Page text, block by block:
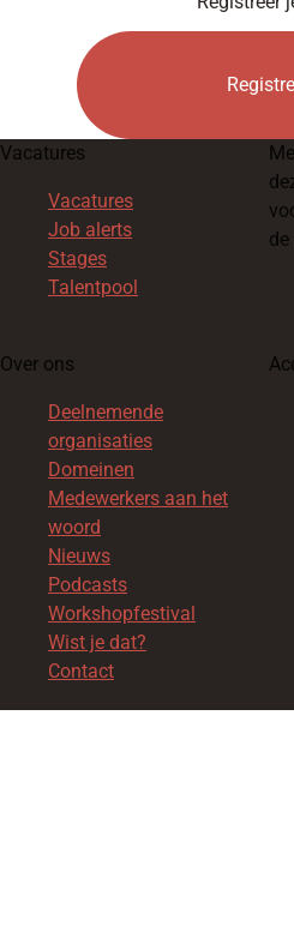
Vacatures
Vacatures
Job alerts
Stages
Talentpool
Over ons
Deelnemende
organisaties
Domeinen
Medewerkers aan het
woord
Nieuws
Podcasts
Workshopfestival
Wist je dat?
Contact